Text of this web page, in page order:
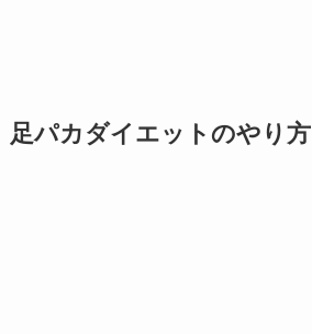
足パカダイエットのやり方